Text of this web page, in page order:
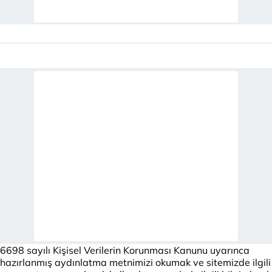
6698 sayılı Kişisel Verilerin Korunması Kanunu uyarınca
hazırlanmış aydınlatma metnimizi okumak ve sitemizde ilgili